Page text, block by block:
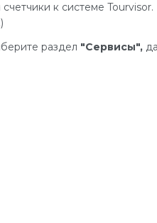
к системе
.)
раздел "Сервисы",